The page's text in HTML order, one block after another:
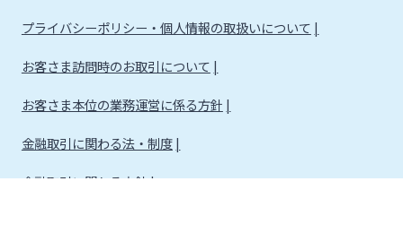
プライバシーポリシー・個人情報の取扱いについて
お客さま訪問時のお取引について
お客さま本位の業務運営に係る方針
金融取引に関わる法・制度
金融取引に関わる方針